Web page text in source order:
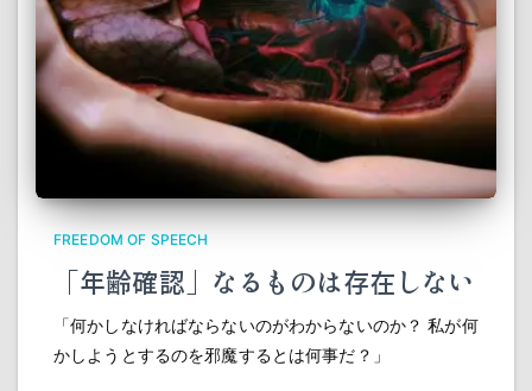
FREEDOM OF SPEECH
「年齢確認」なるものは存在しない
「何かしなければならないのがわからないのか？ 私が何
かしようとするのを邪魔するとは何事だ？」